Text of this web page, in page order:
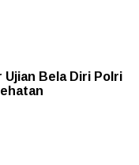
Ujian Bela Diri Polri